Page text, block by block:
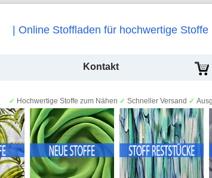
| Online Stoffladen für hochwertige Stoffe
Kontakt
✓ Hochwertige Stoffe zum Nähen ✓ Schneller Versand ✓